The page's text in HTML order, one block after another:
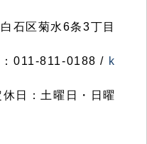
石区菊水6条3丁目
011-811-0188 / k
日：土曜日・日曜